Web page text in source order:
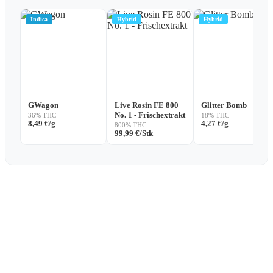
Indica
GWagon
36% THC
8,49 €/g
Hybrid
Live Rosin FE 800
No. 1 - Frischextrakt
800% THC
99,99 €/Stk
Hybrid
Glitter Bomb
18% THC
4,27 €/g